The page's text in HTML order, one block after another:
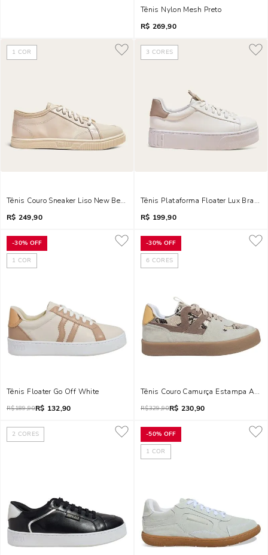
Tênis Nylon Mesh Preto
R$ 269,90
1 COR
Tênis Couro Sneaker Liso New Bege Marfim
R$ 249,90
3 CORES
Tênis Plataforma Floater Lux Branco
R$ 199,90
-30% OFF
1 COR
Tênis Floater Go Off White
R$189,90R$ 132,90
-30% OFF
6 CORES
Tênis Couro Camurça Estampa
R$329,90R$ 230,90
2 CORES -50% OFF
1 COR